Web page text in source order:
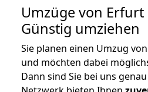
Umzüge von Erfurt
Günstig umziehen
Sie planen einen Umzug
und möchten dabei
Dann sind Sie bei uns